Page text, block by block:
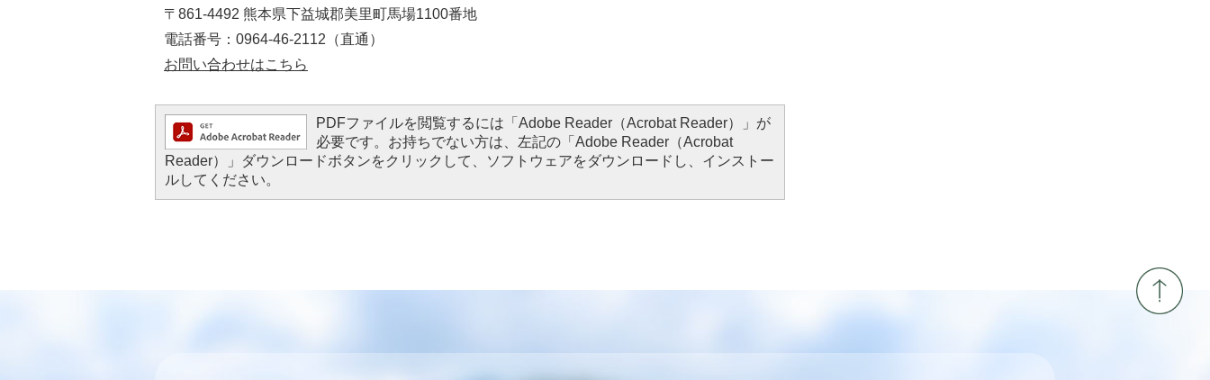
〒861-4492 熊本県下益城郡美里町馬場1100番地
電話番号：0964-46-2112（直通）​​​​​​​
お問い合わせはこちら
PDFファイルを閲覧するには「Adobe Reader（Acrobat Reader）」が
必要です。お持ちでない方は、左記の「Adobe Reader（Acrobat
Reader）」ダウンロードボタンをクリックして、ソフトウェアをダウンロードし、インストー
ルしてください。